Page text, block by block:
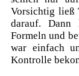
Vorsichtig ließ
darauf. Dann
Formeln und
war einfach
Kontrolle